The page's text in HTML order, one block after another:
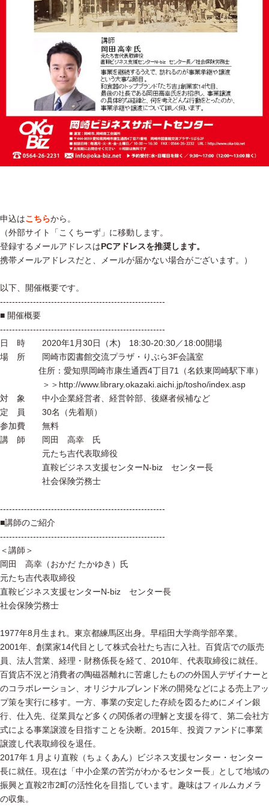
申込はこちらから。
（外部サイト「こくちーず」に移動します。
登録するメールアドレスはPCアドレスを推奨します。
携帯メールアドレスだと、メールが届かない場合がございます。）
以下、開催概要です。
-------------------------------------------------------
■ 開催概要
-------------------------------------------------------
日 時 2020年1月30日（木) 18:30-20:30／18:00開場
場 所 岡崎市図書館交流プラザ・りぶら3F会議室
住所：愛知県岡崎市康生通西4丁目71（名鉄東岡崎駅下車）
＞＞http://www.library.okazaki.aichi.jp/tosho/index.asp
対 象 中小企業経営者、経営幹部、後継者候補など
定 員 30名（先着順）
参加費 無料
講 師 岡田 高幸 氏
元たち吉代表取締役
直鞍ビジネス支援センターN-biz センター長
社会保険労務士
-------------------------------------------------------
■講師のご紹介
-------------------------------------------------------
＜講師＞
岡田 高幸（おかだ たかゆき）氏
元たち吉代表取締役
直鞍ビジネス支援センターN-biz センター長
社会保険労務士
1977年8月生まれ。東京都練馬区出身。早稲田大学商学部卒業。
2001年、創業家14代目として株式会社たち吉に入社。百貨店での販売
員、法人営業、経理・財務係長を経て、2010年、代表取締役に就任。
百貨店不況と消費者の陶磁器離れに苦慮したものの外国人デザイナーと
のコラボレーション、オリジナルブレンド米の開発などによる売上アッ
プ策を実行に移す。一方、事業の安定した存続を図るためにメイン銀
行、仕入先、従業員など多くの関係者の理解と支援を得て、第二会社方
式による事業譲渡を目指すことを決断。2015年、投資ファンドに事業
譲渡し代表取締役を退任。
2017年１月より直鞍（ちょくあん）ビジネス支援センター・センター
長に就任。現在は「中小企業の苦労がわかるセンター長」として地域の
振興と直鞍2市2町の活性化を目指しています。趣味はフィルムカメラ
の収集。